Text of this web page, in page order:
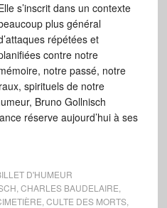
s’inscrit dans un contexte
plus général
répétées et
contre notre
notre passé, notre
spirituels de notre
Bruno Gollnisch
réserve aujourd’hui à ses
D'HUMEUR
CHARLES BAUDELAIRE
CULTE DES MORTS,